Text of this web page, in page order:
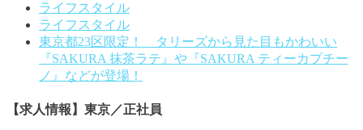
ライフスタイル
ライフスタイル
東京都23区限定！ タリーズから見た目もかわいい
『SAKURA 抹茶ラテ』や『SAKURA ティーカプチー
ノ』などが登場！
【求人情報】東京／正社員